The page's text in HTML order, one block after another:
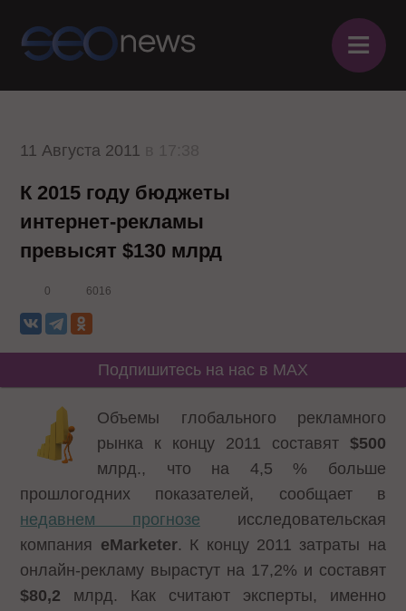
≡
11 Августа 2011
К 2015 году бюджеты
интернет-рекламы
превысят $130 млрд
0 6016
Подпишитесь на нас в MAX
Объемы глобального рекламного
рынка к концу 2011 составят $500
млрд., что на 4,5 % больше
прошлогодних показателей, сообщает в
недавнем прогнозе исследовательская
компания eMarketer. К концу 2011 затраты на
онлайн-рекламу вырастут на 17,2% и составят
$80,2 млрд. Как считают эксперты, именно